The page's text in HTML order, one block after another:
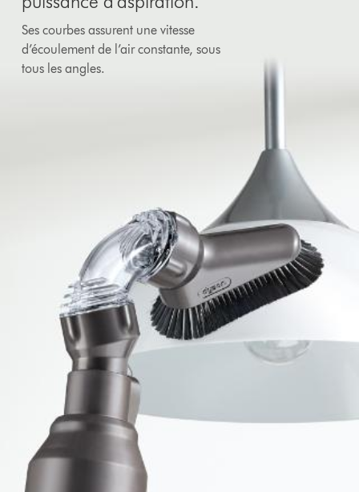
Ses courbes assurent une vitesse
d’écoulement de l’air constante, sous
tous les angles.